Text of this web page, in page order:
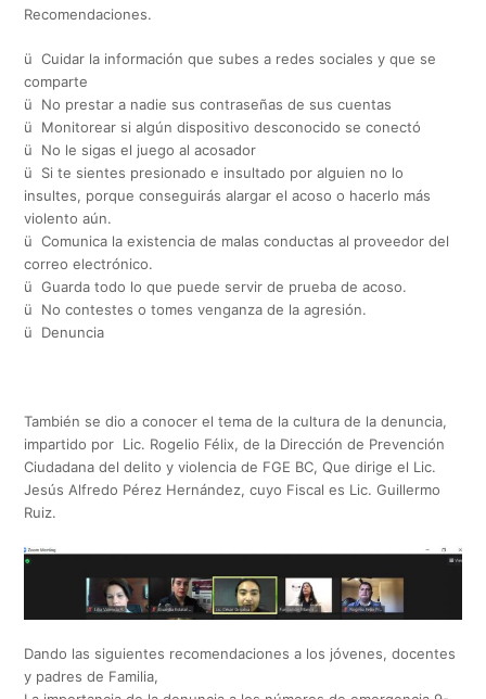
Recomendaciones.
ü Cuidar la información que subes a redes sociales y que se
comparte
ü No prestar a nadie sus contraseñas de sus cuentas
ü Monitorear si algún dispositivo desconocido se conectó
ü No le sigas el juego al acosador
ü Si te sientes presionado e insultado por alguien no lo
insultes, porque conseguirás alargar el acoso o hacerlo más
violento aún.
ü Comunica la existencia de malas conductas al proveedor del
correo electrónico.
ü Guarda todo lo que puede servir de prueba de acoso.
ü No contestes o tomes venganza de la agresión.
ü Denuncia
También se dio a conocer el tema de la cultura de la denuncia,
impartido por Lic. Rogelio Félix, de la Dirección de Prevención
Ciudadana del delito y violencia de FGE BC, Que dirige el Lic.
Jesús Alfredo Pérez Hernández, cuyo Fiscal es Lic. Guillermo
Ruiz.
Dando las siguientes recomendaciones a los jóvenes, docentes
y padres de Familia,